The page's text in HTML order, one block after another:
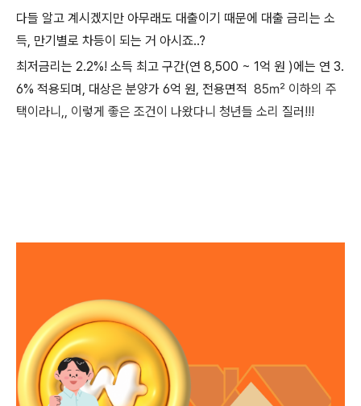
다들 알고 계시겠지만 아무래도 대출이기 때문에 대출 금리는 소
득, 만기별로 차등이 되는 거 아시죠..?
최저금리는 2.2%! 소득 최고 구간(연 8,500 ~ 1억 원 )에는 연 3.
6% 적용되며, 대상은 분양가 6억 원, 전용면적 85㎡ 이하의 주
택이라니,, 이렇게 좋은 조건이 나왔다니 청년들 소리 질러!!!